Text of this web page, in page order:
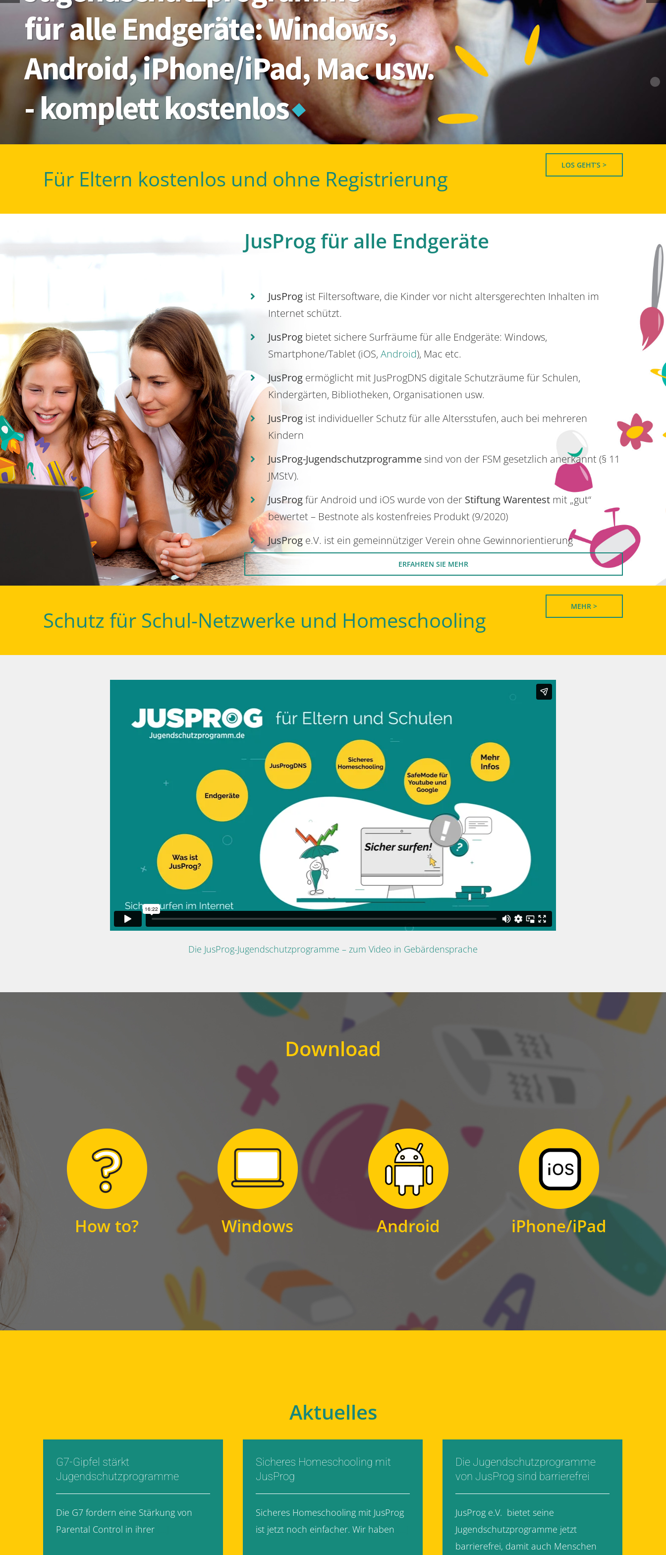
- komplett kostenlos
Android, iPhone/iPad, Mac usw.
für alle Endgeräte: Windows,
Für Eltern kostenlos und ohne Registrierung
LOS GEHT’S >
JusProg für alle Endgeräte
JusProgist Filtersoftware, die Kinder vor nicht altersgerechten Inhalten im
Internet schützt.
JusProgbietet sichere Surfräume für alle Endgeräte: Windows,
Smartphone/Tablet (iOS, Android), Mac etc.
JusProg ermöglicht mit JusProgDNS digitale Schutzräume für Schulen,
Kindergärten, Bibliotheken, Organisationen usw.
JusProgist individueller Schutz für alle Altersstufen, auch bei mehreren
Kindern
JusProg-Jugendschutzprogrammesind von der FSM gesetzlich anerkannt (§ 11
JMStV).
JusProgfür Android und iOS wurde von der Stiftung Warentestmit „gut“
bewertet – Bestnote als kostenfreies Produkt (9/2020)
JusProge.V. ist ein gemeinnütziger Verein ohne Gewinnorientierung
ERFAHREN SIE MEHR
Schutz für Schul-Netzwerke und Homeschooling
MEHR >
Die JusProg-Jugendschutzprogramme – zum Video in Gebärdensprache
Download
How to?
Hier finden Sie
Windows
Zum Download
für Windows
Android
Zum Download
für Android
iPhone/iPad
Zum Download
für iPhone und iPad
Aktuelles
G7-Gipfel stärkt
Jugendschutzprogramme
Die G7 fordern eine Stärkung von
Parental Control in ihrer
Sicheres Homeschooling mit
JusProg
Sicheres Homeschooling mit JusProg
ist jetzt noch einfacher. Wir haben
Die Jugendschutzprogramme
von JusProg sind barrierefrei
JusProg e.V. bietet seine
Jugendschutzprogramme jetzt
barrierefrei, damit auch Menschen